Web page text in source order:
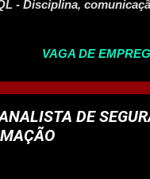
- Disciplina,
noturno
de indicadores -
ENVIE SEU
ASSUNTO:
VAGA DE
DE